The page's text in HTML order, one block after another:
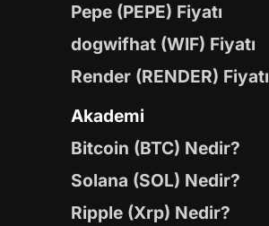
Pepe (PEPE) Fiyatı
dogwifhat (WIF) Fiyatı
Render (RENDER) Fiyatı
Akademi
Bitcoin (BTC) Nedir?
Solana (SOL) Nedir?
Ripple (Xrp) Nedir?